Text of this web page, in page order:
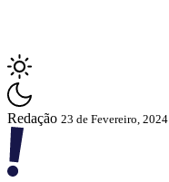
Redação 23 de Fevereiro, 2024